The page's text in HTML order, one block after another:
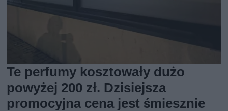
Te perfumy kosztowały dużo
powyżej 200 zł. Dzisiejsza
promocyjna cena jest śmiesznie